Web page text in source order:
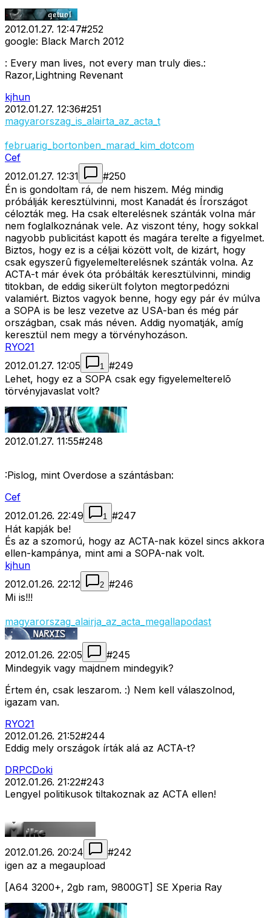
2012.01.27. 12:47#252
google: Black March 2012
: Every man lives, not every man truly dies.:
Razor,Lightning Revenant
kjhun
2012.01.27. 12:36#251
magyarorszag_is_alairta_az_acta_t
februarig_bortonben_marad_kim_dotcom
Cef
2012.01.27. 12:31
#250
Én is gondoltam rá, de nem hiszem. Még mindig
próbálják keresztülvinni, most Kanadát és Írországot
célozták meg. Ha csak elterelésnek szánták volna már
nem foglalkoznának vele. Az viszont tény, hogy sokkal
nagyobb publicitást kapott és magára terelte a figyelmet.
Biztos, hogy ez is a céljai között volt, de kizárt, hogy
csak egyszerû figyelemelterelésnek szánták volna. Az
ACTA-t már évek óta próbálták keresztülvinni, mindig
titokban, de eddig sikerült folyton megtorpedózni
valamiért. Biztos vagyok benne, hogy egy pár év múlva
a SOPA is be lesz vezetve az USA-ban és még pár
országban, csak más néven. Addig nyomatják, amíg
keresztül nem megy a törvényhozáson.
RYO21
2012.01.27. 12:05
1 #249
Lehet, hogy ez a SOPA csak egy figyelemelterelõ
törvényjavaslat volt?
2012.01.27. 11:55#248
:Pislog, mint Overdose a szántásban:
Cef
2012.01.26. 22:49
1 #247
Hát kapják be!
És az a szomorú, hogy az ACTA-nak közel sincs akkora
ellen-kampánya, mint ami a SOPA-nak volt.
kjhun
2012.01.26. 22:12
2 #246
Mi is!!!
magyarorszag_alairja_az_acta_megallapodast
2012.01.26. 22:05 #245
Mindegyik vagy majdnem mindegyik?
Értem én, csak leszarom. :) Nem kell válaszolnod,
igazam van.
RYO21
2012.01.26. 21:52#244
Eddig mely országok írták alá az ACTA-t?
DRPCDoki
2012.01.26. 21:22#243
Lengyel politikusok tiltakoznak az ACTA ellen!
2012.01.26. 20:24 #242
igen az a megaupload
[A64 3200+, 2gb ram, 9800GT] SE Xperia Ray